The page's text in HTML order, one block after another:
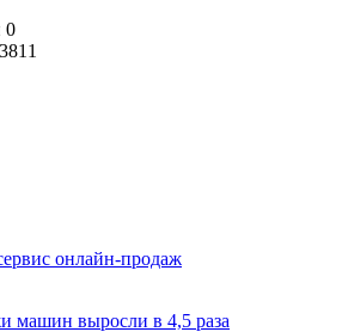
0
онлайн-продаж
машин выросли в 4,5 раза